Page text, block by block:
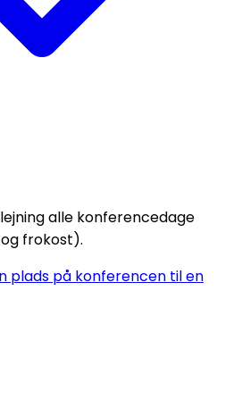
alle konferencedage
frokost).
plads på konferencen til en